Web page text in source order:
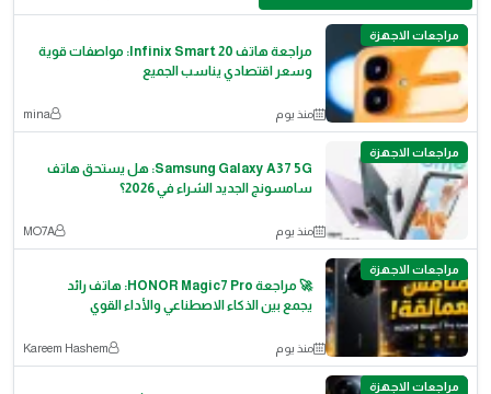
مراجعات الاجهزة
مراجعة هاتف Infinix Smart 20: مواصفات قوية
وسعر اقتصادي يناسب الجميع
منذ يوم mina
مراجعات الاجهزة
Samsung Galaxy A37 5G: هل يستحق هاتف
سامسونج الجديد الشراء في 2026؟
منذ يوم MO7A
مراجعات الاجهزة
🚀 مراجعة HONOR Magic7 Pro: هاتف رائد
يجمع بين الذكاء الاصطناعي والأداء القوي
منذ يوم Kareem Hashem
مراجعات الاجهزة